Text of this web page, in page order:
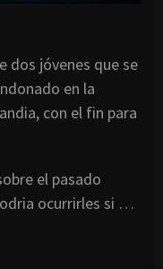
dos jóvenes que se
en la
con el fin para
el pasado
ocurrirles si …